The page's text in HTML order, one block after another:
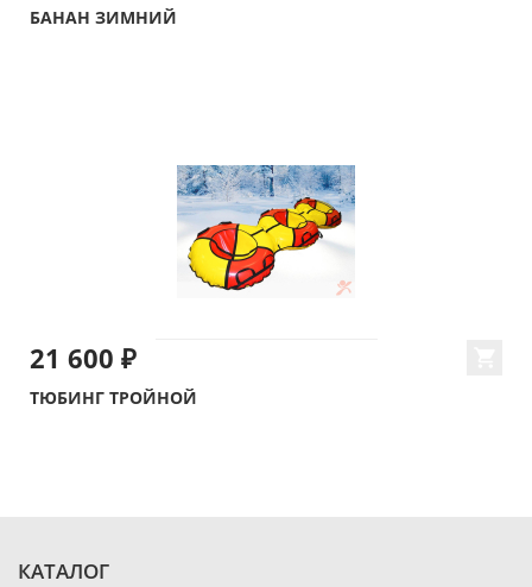
БАНАН ЗИМНИЙ
21 600 ₽
ТЮБИНГ ТРОЙНОЙ
КАТАЛОГ